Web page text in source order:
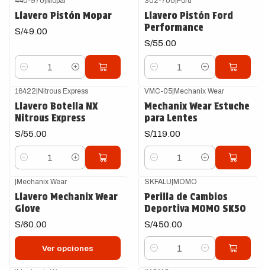
Llavero Pistón Mopar
S/49.00
Cantidad
Llavero Pistón Ford
Performance
S/55.00
Cantidad
16422|Nitrous Express
Llavero Botella NX
Nitrous Express
S/55.00
Cantidad
VMC-05|Mechanix Wear
Mechanix Wear Estuche
para Lentes
S/119.00
Cantidad
|Mechanix Wear
Llavero Mechanix Wear
Glove
S/60.00
Ver opciones
SKFALU|MOMO
Perilla de Cambios
Deportiva MOMO SK50
S/450.00
Cantidad